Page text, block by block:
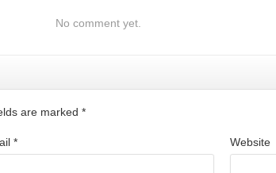
No comment yet.
are marked *
* Website